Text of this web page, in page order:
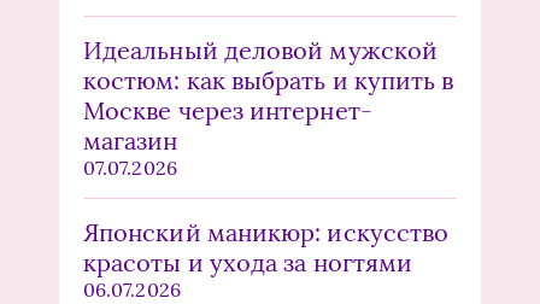
Идеальный деловой мужской
костюм: как выбрать и купить в
Москве через интернет-
магазин
07.07.2026
Японский маникюр: искусство
красоты и ухода за ногтями
06.07.2026